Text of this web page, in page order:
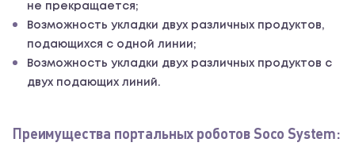
не прекращается;
Возможность укладки двух различных продуктов,
подающихся с одной линии;
Возможность укладки двух различных продуктов с
двух подающих линий.
Преимущества портальных роботов Soco System: